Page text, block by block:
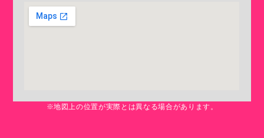
※地図上の位置が実際とは異なる場合があります。